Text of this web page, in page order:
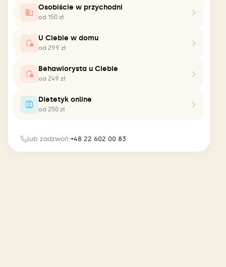
Osobiście w przychodni
od 150 zł
U Ciebie w domu
od 299 zł
Behawiorysta u Ciebie
od 249 zł
Dietetyk online
od 250 zł
lub zadzwoń:+48 22 602 00 83